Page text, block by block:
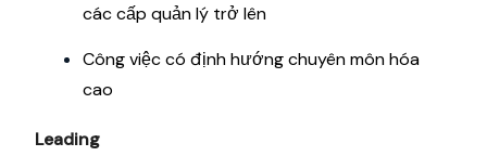
các cấp quản lý trở lên
Công việc có định hướng chuyên môn hóa
cao
Leading